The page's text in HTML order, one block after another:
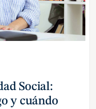
Social:
y cuándo